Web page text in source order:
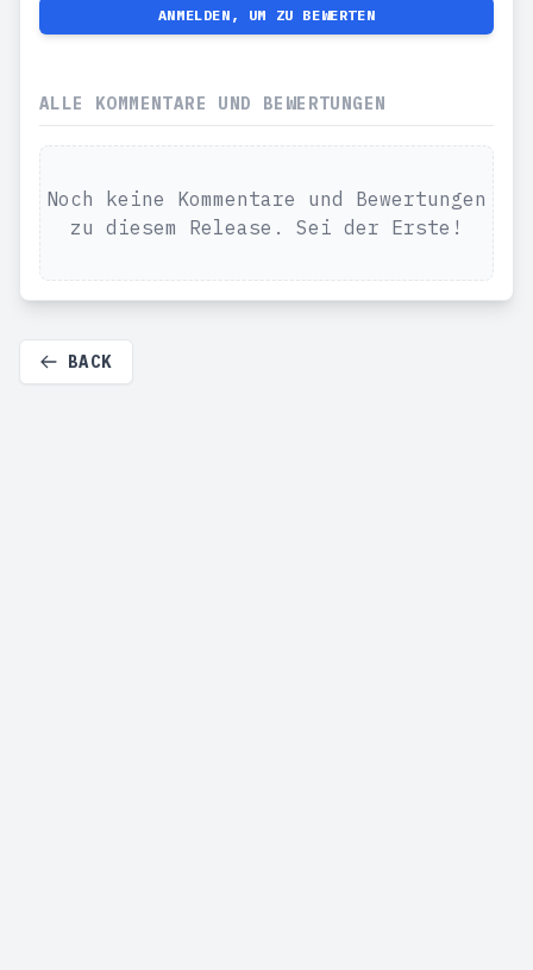
ANMELDEN, UM ZU BEWERTEN
ALLE KOMMENTARE UND BEWERTUNGEN
Noch keine Kommentare und Bewertungen
zu diesem Release. Sei der Erste!
BACK